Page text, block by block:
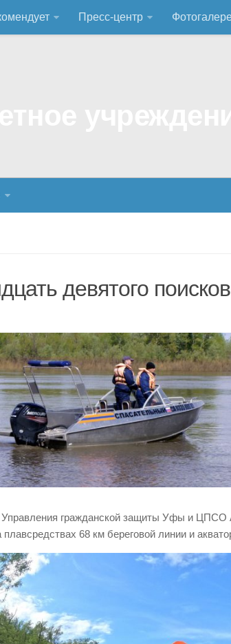
Пресс-центр
девятого
Управления гражданской защиты Уфы и
68 км береговой линии и